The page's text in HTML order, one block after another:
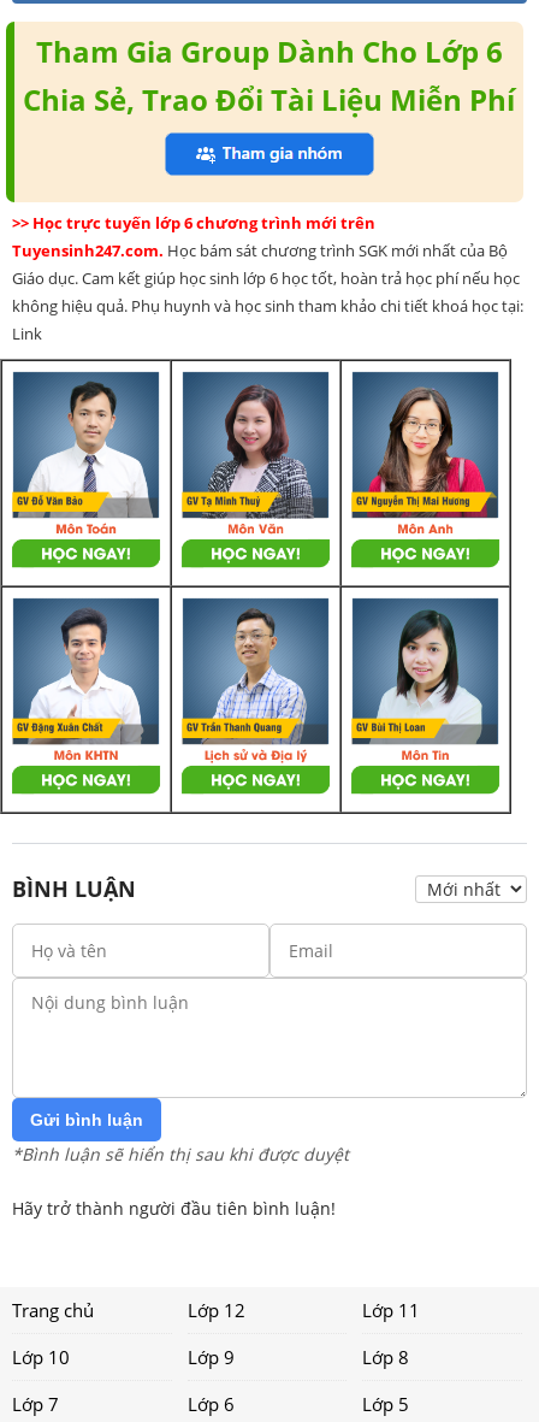
Tham Gia Group Dành Cho Lớp 6
Chia Sẻ, Trao Đổi Tài Liệu Miễn Phí
>> Học trực tuyến lớp 6 chương trình mới trên
Tuyensinh247.com. Học bám sát chương trình SGK mới nhất của Bộ
Giáo dục. Cam kết giúp học sinh lớp 6 học tốt, hoàn trả học phí nếu học
không hiệu quả. Phụ huynh và học sinh tham khảo chi tiết khoá học tại:
Link
BÌNH LUẬN
Gửi bình luận
*Bình luận sẽ hiển thị sau khi được duyệt
Hãy trở thành người đầu tiên bình luận!
Trang chủ Lớp 12
Lớp 11
Lớp 10
Lớp 9
Lớp 8
Lớp 7
Lớp 6 Lớp 5